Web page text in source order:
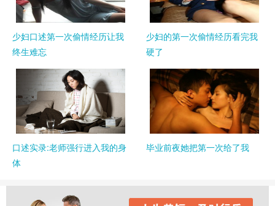
少妇口述第一次偷情经历让我
终生难忘
少妇的第一次偷情经历看完我
硬了
口述实录:老师强行进入我的身
体
毕业前夜她把第一次给了我